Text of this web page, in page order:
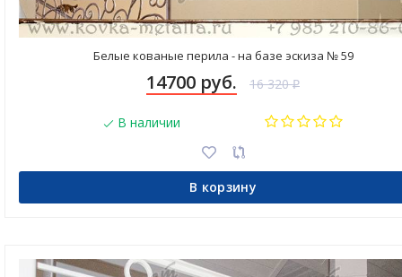
Белые кованые перила - на базе эскиза № 59
14700 руб. 16 320₽
В наличии
В корзину